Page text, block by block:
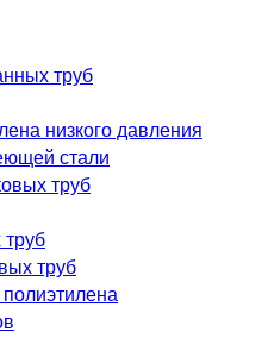
труб
низкого давления
стали
труб
труб